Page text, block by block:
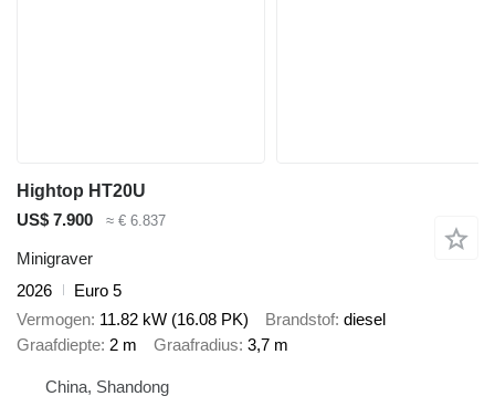
Hightop HT20U
US$ 7.900
≈ € 6.837
Minigraver
2026
Euro 5
Vermogen 11.82 kW (16.08 PK) Brandstof diesel
Graafdiepte 2 m Graafradius 3,7 m
China, Shandong